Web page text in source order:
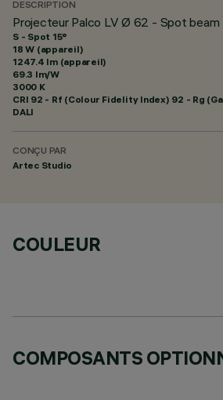
DESCRIPTION
Projecteur Palco LV Ø 62 - Spot beam
S - Spot 15°
18 W (appareil)
1247.4 lm (appareil)
69.3 lm/W
3000 K
CRI 92 - Rf (Colour Fidelity Index) 92 - Rg
DALI
CONÇU PAR
Artec Studio
COULEUR
COMPOSANTS